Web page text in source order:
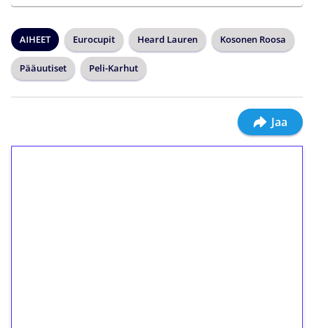
AIHEET Eurocupit Heard Lauren Kosonen Roosa
Pääuutiset Peli-Karhut
Jaa